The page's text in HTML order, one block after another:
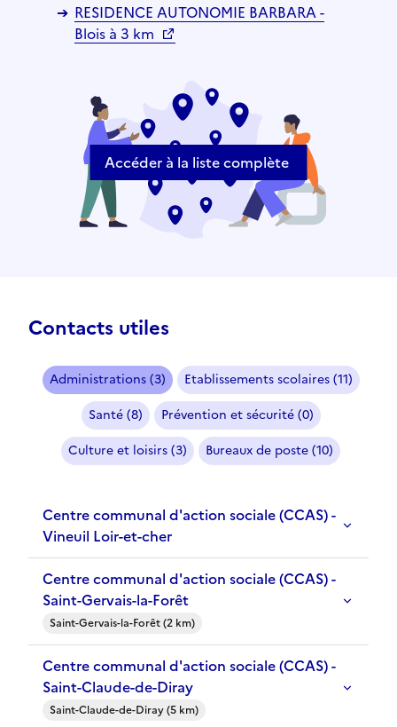
RESIDENCE AUTONOMIE BARBARA -
Blois à 3 km
Accéder à la liste complète
Contacts utiles
Administrations (3)
Etablissements scolaires (11)
Santé (8)
Prévention et sécurité (0)
Culture et loisirs (3)
Bureaux de poste (10)
Centre communal d'action sociale (CCAS) -
Vineuil Loir-et-cher
Centre communal d'action sociale (CCAS) -
Saint-Gervais-la-Forêt
Saint-Gervais-la-Forêt (2 km)
Centre communal d'action sociale (CCAS) -
Saint-Claude-de-Diray
Saint-Claude-de-Diray (5 km)